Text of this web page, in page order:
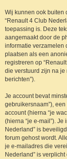
Wij kunnen ook buiten
“Renault 4 Club
toepassing is. Deze
aangemaakt door de
informatie verzamelen
plaatsen als een
registreren op
die verstuurd zijn na je
berichten”).
Je account bevat
gebruikersnaam”),
account (hierna “je
(hierna “je e-mail”).
Nederland” is
forum gehost wordt.
je e-mailadres die
Nederland” is